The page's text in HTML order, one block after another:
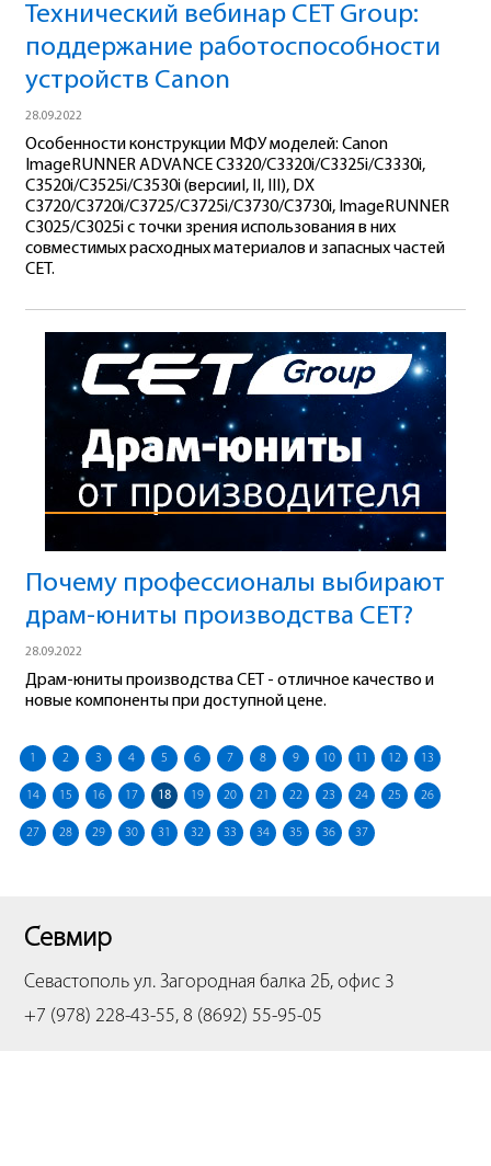
Технический вебинар СЕТ Group:
поддержание работоспособности
устройств Canon
28.09.2022
Особенности конструкции МФУ моделей: Canon
ImageRUNNER ADVANCE C3320/C3320i/C3325i/C3330i,
C3520i/C3525i/C3530i (версииI, II, III), DX
C3720/C3720i/C3725/C3725i/C3730/C3730i, ImageRUNNER
C3025/C3025i с точки зрения использования в них
совместимых расходных материалов и запасных частей
CET.
Почему профессионалы выбирают
драм-юниты производства СЕТ?
28.09.2022
Драм-юниты производства СЕТ - отличное качество и
новые компоненты при доступной цене.
1 2 3 4 5 6 7 8 9 10 11 12 13
14 15 16 17 18 19 20 21 22 23 24 25 26
27 28 29 30 31 32 33 34 35 36 37
Севмир
Севастополь ул. Загородная балка 2Б, офис 3
+7 (978) 228-43-55, 8 (8692) 55-95-05